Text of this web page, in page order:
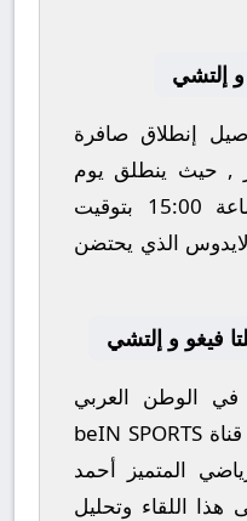
و إلتشي
إنطلاق صافرة
, حيث ينطلق يوم
15:00 بتوقيت
الذي يحتضن
فيغو و إلتشي
الوطن العربي
beIN SPORTS
المتميز أحمد
هذا اللقاء وتحليل